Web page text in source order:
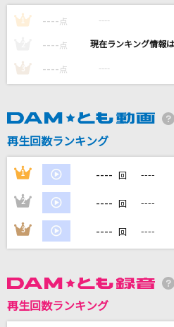
JANE DOE(ビデオクリップ
米津玄師, 宇多田ヒカル
T-Pistonz+KMC
怪獣の花唄
Vaundy
TOUGH BOY
TOM・CAT
SixTONES
GLAMOROUS SKY
1 ---- 点 ----
---- 点 ----
3 ---- 点 ----
再生回数ランキング
1 ---- 回 ----
2 ---- 回 ----
3 ---- 回 ----
再生回数ランキング